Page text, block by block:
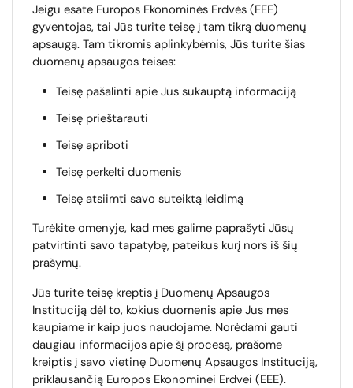
Jeigu esate Europos Ekonominės Erdvės (EEE)
gyventojas, tai Jūs turite teisę į tam tikrą duomenų
apsaugą. Tam tikromis aplinkybėmis, Jūs turite šias
duomenų apsaugos teises:
Teisę pašalinti apie Jus sukauptą informaciją
Teisę prieštarauti
Teisę apriboti
Teisę perkelti duomenis
Teisę atsiimti savo suteiktą leidimą
Turėkite omenyje, kad mes galime paprašyti Jūsų
patvirtinti savo tapatybę, pateikus kurį nors iš šių
prašymų.
Jūs turite teisę kreptis į Duomenų Apsaugos
Instituciją dėl to, kokius duomenis apie Jus mes
kaupiame ir kaip juos naudojame. Norėdami gauti
daugiau informacijos apie šį procesą, prašome
kreiptis į savo vietinę Duomenų Apsaugos Instituciją,
priklausančią Europos Ekonominei Erdvei (EEE).